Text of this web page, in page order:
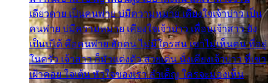
เดียวดาย เป็นคนพ่าย บ่มีความหมาย เคียงใจเจ้าบ่าว เป็น
คนพ่าย บ่มีความหมาย เคียงใจเจ้าบ่าว เพื่อนเจ้าสาว ยัง
เป็นบ่ได้ คือคนพ่าย ฮักคน ไม่มีใครสน เขาไม่เห็นคน ที่อยู่
ในครัว เจ้าสาว ก็มัวแต่งตัว สวยเด่น นั่งเคียงเจ้าบ่าว ที่เขา
เฝ้าคอย ใจเต้น หัวใจของเรา ลำเค็ญ ใครจะมองเห็น